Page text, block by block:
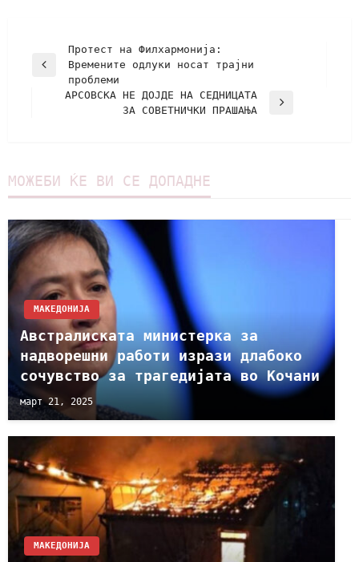
Протест на Филхармонија:
Времените одлуки носат трајни
проблеми
АРСОВСКА НЕ ДОЈДЕ НА СЕДНИЦАТА
ЗА СОВЕТНИЧКИ ПРАШАЊА
МОЖЕБИ ЌЕ ВИ СЕ ДОПАДНЕ
МАКЕДОНИЈА
Австралиската министерка за
надворешни работи изрази длабоко
сочувство за трагедијата во Кочани
март 21, 2025
МАКЕДОНИЈА